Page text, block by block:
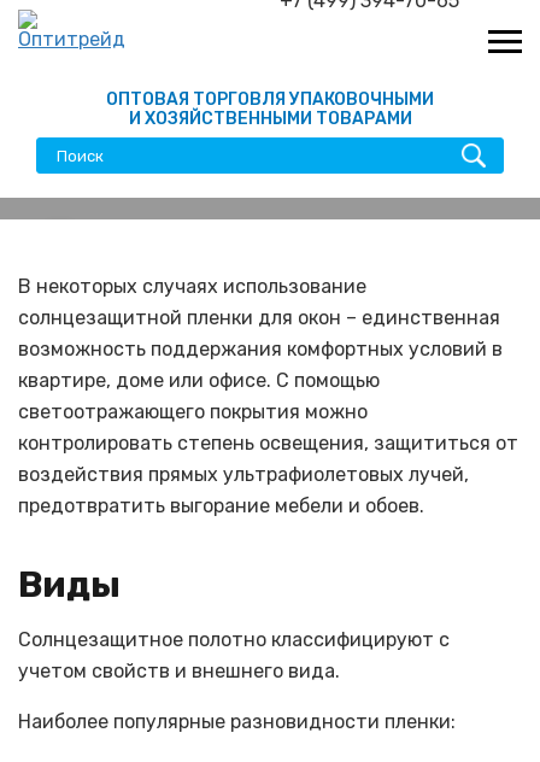
ОПТОВАЯ ТОРГОВЛЯ УПАКОВОЧНЫМИ
И ХОЗЯЙСТВЕННЫМИ ТОВАРАМИ
на окна: виды,
преимущества и
недостатки
В некоторых случаях использование
солнцезащитной пленки для окон – единственная
возможность поддержания комфортных условий в
квартире, доме или офисе. С помощью
светоотражающего покрытия можно
контролировать степень освещения, защититься от
воздействия прямых ультрафиолетовых лучей,
предотвратить выгорание мебели и обоев.
Виды
Солнцезащитное полотно классифицируют с
учетом свойств и внешнего вида.
Наиболее популярные разновидности пленки: